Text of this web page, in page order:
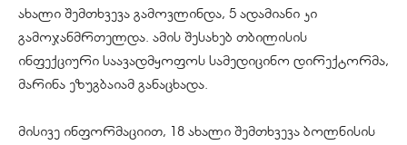
ახალი შემთხვევა გამოვლინდა, 5 ადამიანი კი
გამოჯანმრთელდა. ამის შესახებ თბილისის
ინფექციური საავადმყოფოს სამედიცინო დირექტორმა,
მარინა ეზუგბაიამ განაცხადა.
მისივე ინფორმაციით, 18 ახალი შემთხვევა ბოლნისის